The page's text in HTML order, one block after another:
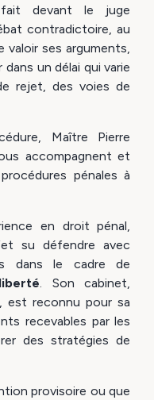
devant le juge
contradictoire, au
valoir ses arguments,
un délai qui varie
rejet, des voies de
Maître Pierre
accompagnent et
pénales à
en droit pénal,
su défendre avec
dans le cadre de
. Son cabinet,
est reconnu pour sa
recevables par les
des stratégies de
provisoire ou que